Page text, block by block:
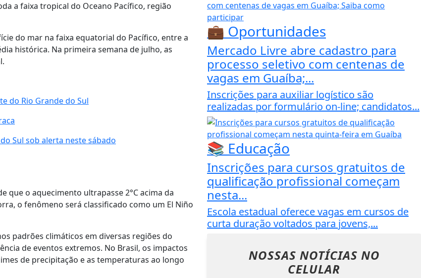
a faixa tropical do Oceano Pacífico, região
do mar na faixa equatorial do Pacífico, entre a
histórica. Na primeira semana de julho, as
do Rio Grande do Sul
Sul sob alerta neste sábado
que o aquecimento ultrapasse 2°C acima da
o fenômeno será classificado como um El Niño
padrões climáticos em diversas regiões do
de eventos extremos. No Brasil, os impactos
de precipitação e as temperaturas ao longo
💼 Oportunidades
Mercado Livre abre cadastro para
processo seletivo com centenas de
vagas em Guaíba;...
Inscrições para auxiliar logístico são
realizadas por formulário on-line; candidatos...
📚 Educação
Inscrições para cursos gratuitos de
qualificação profissional começam
nesta...
Escola estadual oferece vagas em cursos de
curta duração voltados para jovens,...
NOSSAS NOTÍCIAS NO
CELULAR